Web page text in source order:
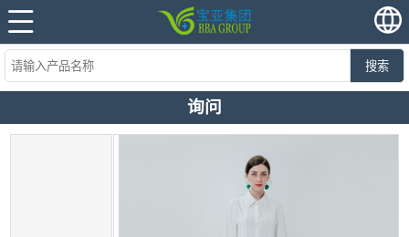
搜索
询问